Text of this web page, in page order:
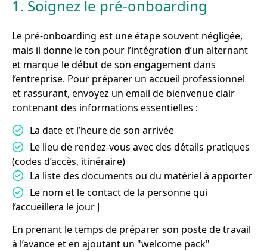
1. Soignez le pré-onboarding
Le pré-onboarding est une étape souvent négligée,
mais il donne le ton pour l’intégration d’un alternant
et marque le début de son engagement dans
l’entreprise. Pour préparer un accueil professionnel
et rassurant, envoyez un email de bienvenue clair
contenant des informations essentielles :
La date et l’heure de son arrivée
Le lieu de rendez-vous avec des détails pratiques
(codes d’accès, itinéraire)
La liste des documents ou du matériel à apporter
Le nom et le contact de la personne qui
l’accueillera le jour J
En prenant le temps de préparer son poste de travail
à l’avance et en ajoutant un "welcome pack"